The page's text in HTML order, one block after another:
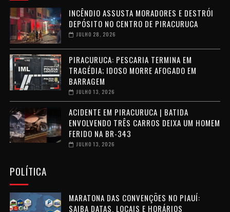
INCÊNDIO ASSUSTA MORADORES E DESTRÓI
DEPÓSITO NO CENTRO DE PIRACURUCA
JULHO 28, 2026
PIRACURUCA: PESCARIA TERMINA EM
TRAGÉDIA; IDOSO MORRE AFOGADO EM
BARRAGEM
JULHO 13, 2026
ACIDENTE EM PIRACURUCA | BATIDA
ENVOLVENDO TRÊS CARROS DEIXA UM HOMEM
FERIDO NA BR-343
JULHO 13, 2026
POLÍTICA
MARATONA DAS CONVENÇÕES NO PIAUÍ:
SAIBA DATAS, LOCAIS E HORÁRIOS